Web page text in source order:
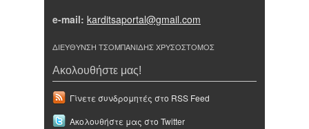
e-mail: karditsaportal@gmail.com
ΔΙΕΥΘΥΝΣΗ ΤΣΟΜΠΑΝΙΔΗΣ ΧΡΥΣΟΣΤΟΜΟΣ
Ακολουθήστε μας!
Γίνετε συνδρομητές στο RSS Feed
Ακολουθήστε μας στο Twitter